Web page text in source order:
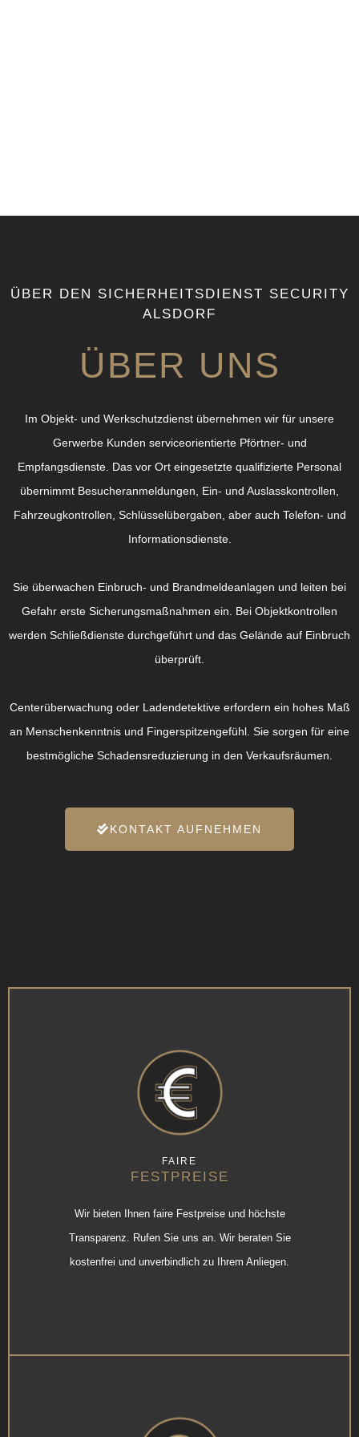
ÜBER DEN SICHERHEITSDIENST SECURITY
ALSDORF
ÜBER UNS
Im Objekt- und Werkschutzdienst übernehmen wir für unsere
Gerwerbe Kunden serviceorientierte Pförtner- und
Empfangsdienste. Das vor Ort eingesetzte qualifizierte Personal
übernimmt Besucheranmeldungen, Ein- und Auslasskontrollen,
Fahrzeugkontrollen, Schlüsselübergaben, aber auch Telefon- und
Informationsdienste.
Sie überwachen Einbruch- und Brandmeldeanlagen und leiten bei
Gefahr erste Sicherungsmaßnahmen ein. Bei Objektkontrollen
werden Schließdienste durchgeführt und das Gelände auf Einbruch
überprüft.
Centerüberwachung oder Ladendetektive erfordern ein hohes Maß
an Menschenkenntnis und Fingerspitzengefühl. Sie sorgen für eine
bestmögliche Schadensreduzierung in den Verkaufsräumen.
KONTAKT AUFNEHMEN
FAIRE
FESTPREISE
Wir bieten Ihnen faire Festpreise und höchste
Transparenz. Rufen Sie uns an. Wir beraten Sie
kostenfrei und unverbindlich zu Ihrem Anliegen.